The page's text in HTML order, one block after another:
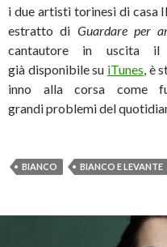
i due artisti torinesi di casa
estratto di Guardare per
cantautore in uscita il
già disponibile su iTunes , è
inno alla corsa come
grandi problemi del
BIANCO BIANCO E LEVANTE